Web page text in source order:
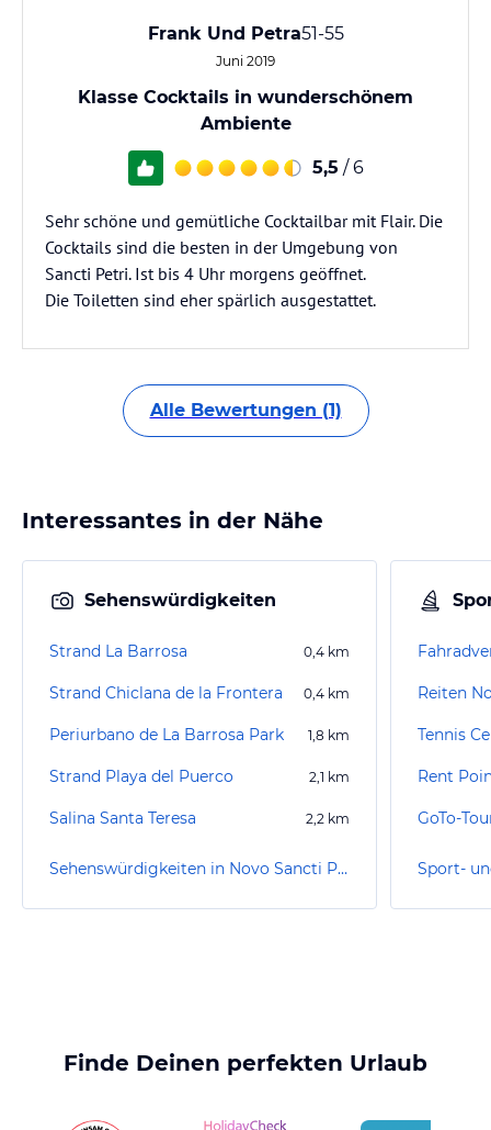
Frank Und Petra51-55
Juni 2019
Klasse Cocktails in wunderschönem
Ambiente
5,5 / 6
Sehr schöne und gemütliche Cocktailbar mit Flair. Die
Cocktails sind die besten in der Umgebung von
Sancti Petri. Ist bis 4 Uhr morgens geöffnet.
Die Toiletten sind eher spärlich ausgestattet.
Alle Bewertungen (1)
Interessantes in der Nähe
Sehenswürdigkeiten
Strand La Barrosa 0,4 km
Strand Chiclana de la Frontera 0,4 km
Periurbano de La Barrosa Park 1,8 km
Strand Playa del Puerco 2,1 km
Salina Santa Teresa 2,2 km
Sehenswürdigkeiten in Novo Sancti Petri
Reiten
Rent
GoTo-
Finde Deinen perfekten Urlaub